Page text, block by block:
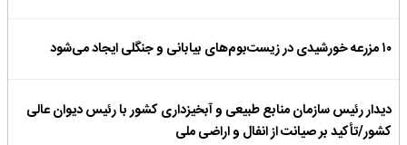
۱۰ مزرعه خورشیدی در زیست‌بوم‌های بیابانی و جنگلی ایجاد می‌شود
دیدار رئیس سازمان منابع طبیعی و آبخیزداری کشور با رئیس دیوان عالی
کشور/تأکید بر صیانت از انفال و اراضی ملی